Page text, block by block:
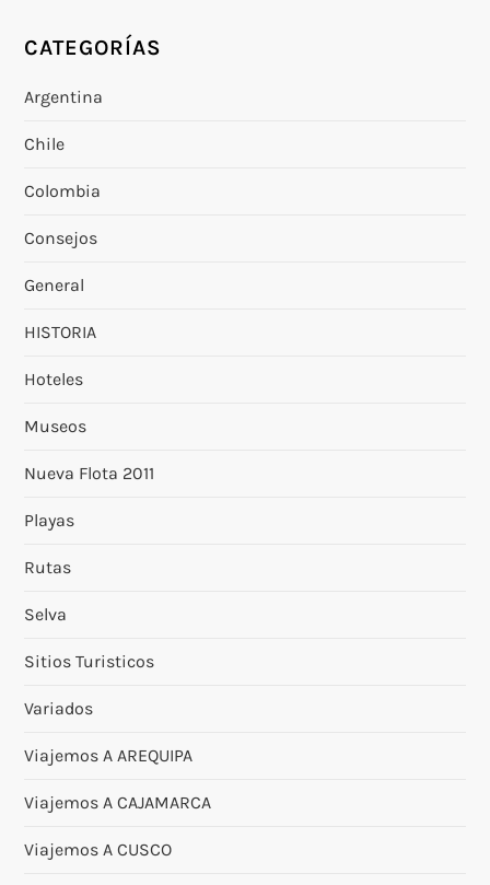
CATEGORÍAS
Argentina
Chile
Colombia
Consejos
General
HISTORIA
Hoteles
Museos
Nueva Flota 2011
Playas
Rutas
Selva
Sitios Turisticos
Variados
Viajemos A AREQUIPA
Viajemos A CAJAMARCA
Viajemos A CUSCO